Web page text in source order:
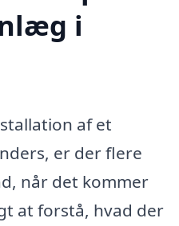
i
af et
er der flere
når det kommer
at forstå, hvad der